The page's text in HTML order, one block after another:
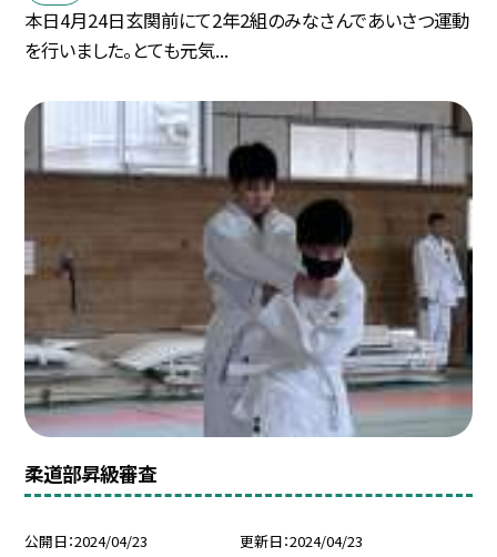
本日4月24日玄関前にて2年2組のみなさんであいさつ運動
を行いました。とても元気...
柔道部昇級審査
公開日 2024/04/23 更新日 2024/04/23